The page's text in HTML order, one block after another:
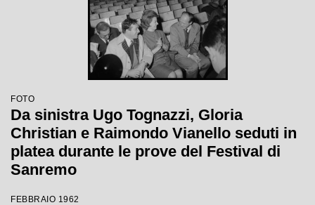
FOTO
Da sinistra Ugo Tognazzi, Gloria
Christian e Raimondo Vianello seduti in
platea durante le prove del Festival di
Sanremo
FEBBRAIO 1962